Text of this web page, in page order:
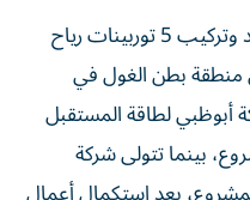
وأشارت إلى أن العقد يتضمن توريد وتركيب 5 توربينات رياح
ميغاواط في منطقة بطن الغول في
لطاقة المستقبل
بينما تتولى شركة